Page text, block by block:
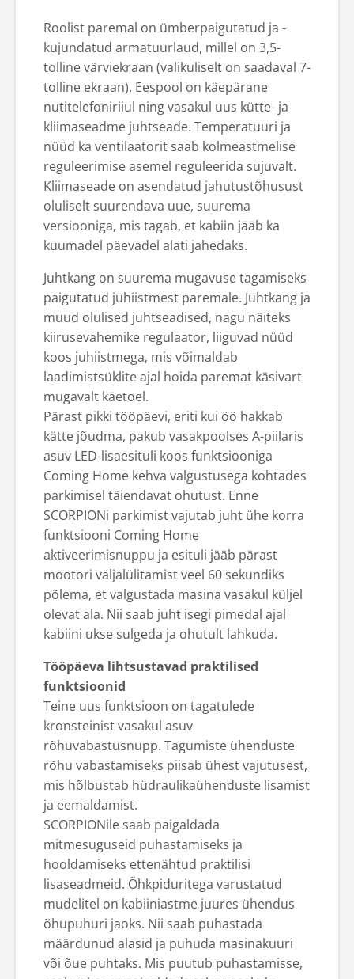
Roolist paremal on ümberpaigutatud ja -
kujundatud armatuurlaud, millel on 3,5-
tolline värviekraan (valikuliselt on saadaval 7-
tolline ekraan). Eespool on käepärane
nutitelefoniriiul ning vasakul uus kütte- ja
kliimaseadme juhtseade. Temperatuuri ja
nüüd ka ventilaatorit saab kolmeastmelise
reguleerimise asemel reguleerida sujuvalt.
Kliimaseade on asendatud jahutustõhusust
oluliselt suurendava uue, suurema
versiooniga, mis tagab, et kabiin jääb ka
kuumadel päevadel alati jahedaks.
Juhtkang on suurema mugavuse tagamiseks
paigutatud juhiistmest paremale. Juhtkang ja
muud olulised juhtseadised, nagu näiteks
kiirusevahemike regulaator, liiguvad nüüd
koos juhiistmega, mis võimaldab
laadimistsüklite ajal hoida paremat käsivart
mugavalt käetoel.
Pärast pikki tööpäevi, eriti kui öö hakkab
kätte jõudma, pakub vasakpoolses A-piilaris
asuv LED-lisaesituli koos funktsiooniga
Coming Home kehva valgustusega kohtades
parkimisel täiendavat ohutust. Enne
SCORPIONi parkimist vajutab juht ühe korra
funktsiooni Coming Home
aktiveerimisnuppu ja esituli jääb pärast
mootori väljalülitamist veel 60 sekundiks
põlema, et valgustada masina vasakul küljel
olevat ala. Nii saab juht isegi pimedal ajal
kabiini ukse sulgeda ja ohutult lahkuda.
Tööpäeva lihtsustavad praktilised
funktsioonid
Teine uus funktsioon on tagatulede
kronsteinist vasakul asuv
rõhuvabastusnupp. Tagumiste ühenduste
rõhu vabastamiseks piisab ühest vajutusest,
mis hõlbustab hüdraulikaühenduste lisamist
ja eemaldamist.
SCORPIONile saab paigaldada
mitmesuguseid puhastamiseks ja
hooldamiseks ettenähtud praktilisi
lisaseadmeid. Õhkpiduritega varustatud
mudelitel on kabiiniastme juures ühendus
õhupuhuri jaoks. Nii saab puhastada
määrdunud alasid ja puhuda masinakuuri
või õue puhtaks. Mis puutub puhastamisse,